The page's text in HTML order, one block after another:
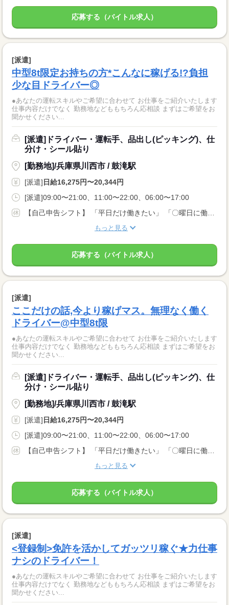
応募する（バイトル求人）
[派遣]
中型8t限定お持ちの方*こんなに稼げる!?負担
少な目ドライバー◎
●あなたの運転スキルやご希望に合わせて お仕事をご紹介いたします
仕事内容だけでなく 勤務地などももちろん応相談 まずはご希望をお
聞かせください...
[派遣]ドライバー・運転手、品出し(ピッキング)、仕
分け・シール貼り
[勤務地]/兵庫県川西市 / 鼓滝駅
[派遣] 日給16,275円〜20,344円
[派遣]09:00〜21:00、11:00〜22:00、06:00〜17:00
もっと見る
応募する（バイトル求人）
[派遣]
ここだけの話,今より稼げマス。無理なく働く
ドライバー@中型8t限
●あなたの運転スキルやご希望に合わせて お仕事をご紹介いたします
仕事内容だけでなく 勤務地などももちろん応相談 まずはご希望をお
聞かせください...
[派遣]ドライバー・運転手、品出し(ピッキング)、仕
分け・シール貼り
[勤務地]/兵庫県川西市 / 鼓滝駅
[派遣] 日給16,275円〜20,344円
[派遣]09:00〜21:00、11:00〜22:00、06:00〜17:00
もっと見る
応募する（バイトル求人）
[派遣]
<登録制>免許を活かしてガッツリ稼ぐ★力仕事
ナシのドライバー！
●あなたの運転スキルやご希望に合わせて お仕事をご紹介いたします
仕事内容だけでなく 勤務地などももちろん応相談 まずはご希望をお
聞かせください...